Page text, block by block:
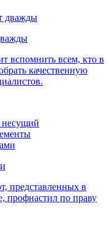
вспомнить всем, кто в
качественную
представленных в
профнастил по праву